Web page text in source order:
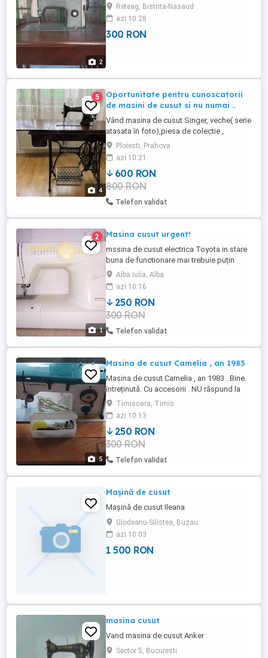
2
Reteag, Bistrita-Nasaud
azi 10:28
300 RON
4
5
Oportunitate pentru cunoscatorii
de masini de cusut si nu numai ..
Vând masina de cusut Singer, veche( serie
atasata în foto),piesa de colectie ,
funcțională, dar neutilizată de circa 10 ani.
Nu asigur transport.
Ploiesti, Prahova
azi 10:21
600 RON
800 RON
Telefon validat
1
2 Masina cusut urgent!
mssina de cusut electrica Toyota in stare
buna de functionare mai trebuie puțin
reglata,are sertar cu accesorii prețul fix ni
livrez in tara doar cu ridicare personala.Nu
o mai folosesc si din lipsa de spațiu..
Alba Iulia, Alba
azi 10:16
250 RON
300 RON
Telefon validat
5
Masina de cusut Camelia , an 1983
Masina de cusut Camelia , an 1983 . Bine
întreținută. Cu accesorii . NU răspund la
niciun fel de mesaj ! Mai am și alte
anunțuri.
Timisoara, Timis
azi 10:13
250 RON
300 RON
Telefon validat
Mașină de cusut
Mașină de cusut Ileana
Glodeanu-Silistea, Buzau
azi 10:03
1 500 RON
masina cusut
Vand masina de cusut Anker
Sector 5, Bucuresti